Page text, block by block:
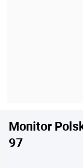
Monitor
97